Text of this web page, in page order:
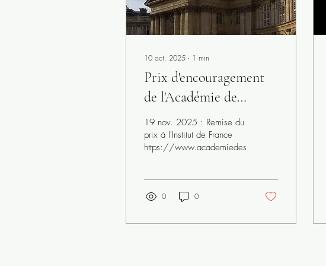
10 oct. 2025 ∙ 1 min
Prix d'encouragement
de l'Académie de
Beaux-Arts
19 nov. 2025 : Remise du
prix à l'Institut de France
https://www.academiedesbeauxarts.fr/musique
0 0